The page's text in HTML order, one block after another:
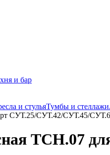
и бар
и стульяТумбы и стеллажи
СУТ.25/СУТ.42/СУТ.45/
ТСН.07